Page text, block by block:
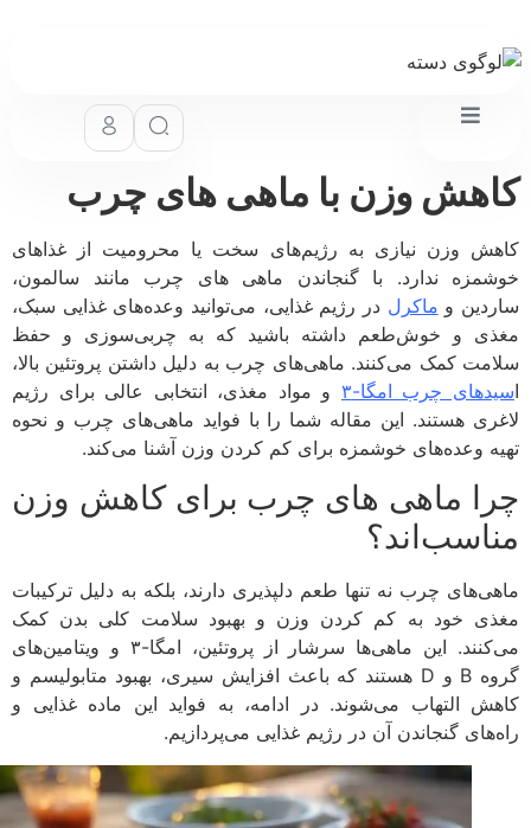
وزن با ماهی های چرب
وزن نیازی به رژیم‌های سخت یا محرومیت از غذاهای
ندارد. با گنجاندن ماهی های چرب مانند سالمون،
وماکرل در رژیم غذایی، می‌توانید وعده‌های غذایی سبک،
و خوش‌طعم داشته باشید که به چربی‌سوزی و حفظ
کمک می‌کنند. ماهی‌های چرب به دلیل داشتن پروتئین بالا،
چرب امگا-۳ و مواد مغذی، انتخابی عالی برای رژیم
هستند. این مقاله شما را با فواید ماهی‌های چرب و نحوه
وعده‌های خوشمزه برای کم کردن وزن آشنا می‌کند.
ماهی های چرب برای کاهش وزن
چرب نه تنها طعم دلپذیری دارند، بلکه به دلیل ترکیبات
خود به کم کردن وزن و بهبود سلامت کلی بدن کمک
می‌کنند. این ماهی‌ها سرشار از پروتئین، امگا-۳ و ویتامین‌های
گروه B و D هستند که باعث افزایش سیری، بهبود متابولیسم و
التهاب می‌شوند. در ادامه، به فواید این ماده غذایی و
گنجاندن آن در رژیم غذایی می‌پردازیم.